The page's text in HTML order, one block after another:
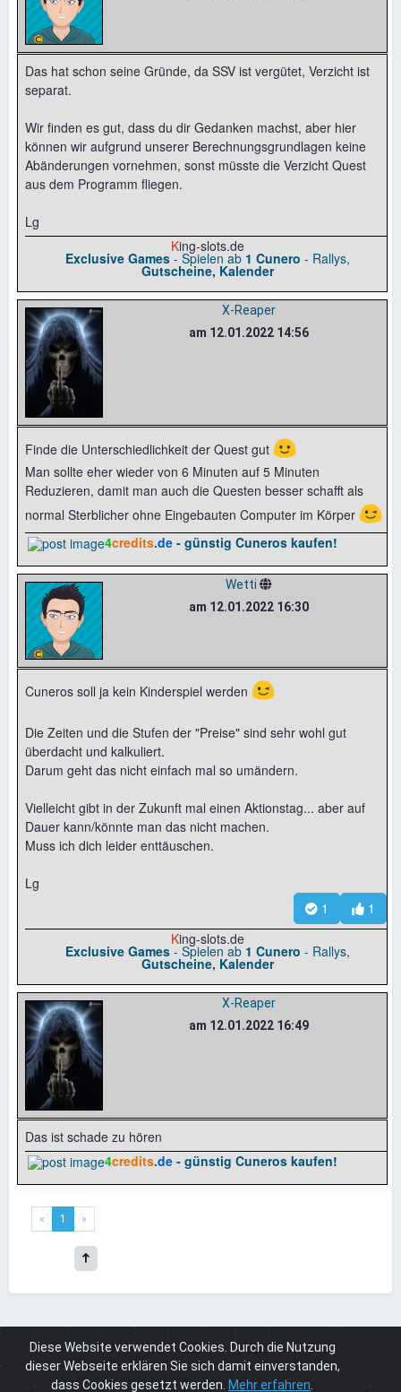
Das hat schon seine Gründe, da SSV ist vergütet, Verzicht ist
separat.
Wir finden es gut, dass du dir Gedanken machst, aber hier
können wir aufgrund unserer Berechnungsgrundlagen keine
Abänderungen vornehmen, sonst müsste die Verzicht Quest
aus dem Programm fliegen.
Lg
King-slots.de
Exclusive Games- Spielen ab 1 Cunero - Rallys,
Gutscheine, Kalender
X-Reaper
am 12.01.2022 14:56
Finde die Unterschiedlichkeit der Quest gut 🙂
Man sollte eher wieder von 6 Minuten auf 5 Minuten
Reduzieren, damit man auch die Questen besser schafft als
normal Sterblicher ohne Eingebauten Computer im Körper 😉
4credits.de - günstig Cuneros kaufen!
Wetti
am 12.01.2022 16:30
Cuneros soll ja kein Kinderspiel werden 😉
Die Zeiten und die Stufen der "Preise" sind sehr wohl gut
überdacht und kalkuliert.
Darum geht das nicht einfach mal so umändern.
Vielleicht gibt in der Zukunft mal einen Aktionstag... aber auf
Dauer kann/könnte man das nicht machen.
Muss ich dich leider enttäuschen.
Lg
1
1
King-slots.de
Exclusive Games- Spielen ab 1 Cunero - Rallys,
Gutscheine, Kalender
X-Reaper
am 12.01.2022 16:49
Das ist schade zu hören
4credits.de - günstig Cuneros kaufen!
« 1 »
Board Cuneros.deVerbesserungsvorschläge, Bugs, Lob & Kritik
Verbesserungsvorschläge
Verzichtete Startseitenaufrufe bei der
Diese Website verwendet Cookies. Durch die Nutzung
dieser Webseite erklären Sie sich damit einverstanden,
dass Cookies gesetzt werden. Mehr erfahren